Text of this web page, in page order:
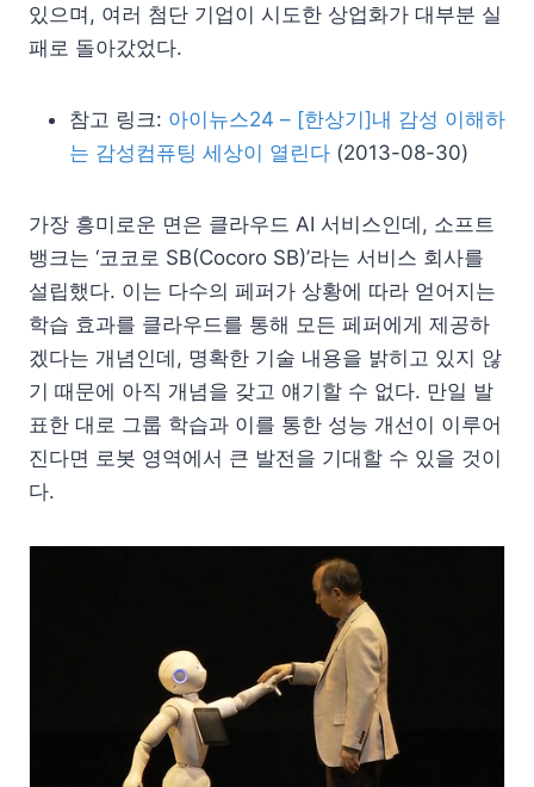
있으며, 여러 첨단 기업이 시도한 상업화가 대부분 실
패로 돌아갔었다.
참고 링크: 아이뉴스24 – [한상기]내 감성 이해하
는 감성컴퓨팅 세상이 열린다 (2013-08-30)
가장 흥미로운 면은 클라우드 AI 서비스인데, 소프트
뱅크는 ‘코코로 SB(Cocoro SB)’라는 서비스 회사를
설립했다. 이는 다수의 페퍼가 상황에 따라 얻어지는
학습 효과를 클라우드를 통해 모든 페퍼에게 제공하
겠다는 개념인데, 명확한 기술 내용을 밝히고 있지 않
기 때문에 아직 개념을 갖고 얘기할 수 없다. 만일 발
표한 대로 그룹 학습과 이를 통한 성능 개선이 이루어
진다면 로봇 영역에서 큰 발전을 기대할 수 있을 것이
다.